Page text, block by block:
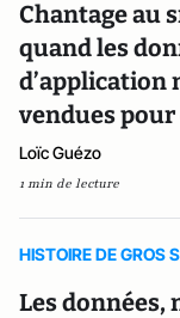
Chantage au
quand les
d’application
vendues
Loïc Guézo
1 min de lecture
HISTOIRE DE GROS
Les données,